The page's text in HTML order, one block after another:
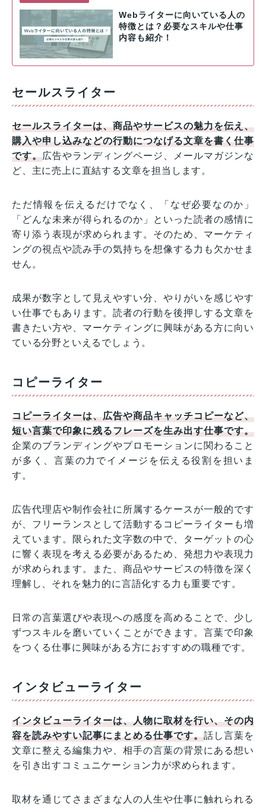
Webライターに向いている人の
特徴とは？必要なスキルや仕事
内容も紹介！
セールスライター
セールスライターは、商品やサービスの魅力を伝え、
購入や申し込みなどの行動につなげる文章を書く仕事
です。広告やランディングページ、メールマガジンな
ど、主に売上に直結する文章を担当します。
ただ情報を伝えるだけでなく、「なぜ必要なのか」
「どんな未来が得られるのか」といった読者の感情に
寄り添う表現が求められます。そのため、マーケティ
ングの視点や読み手の気持ちを想像する力も欠かせま
せん。
成果が数字として見えやすい分、やりがいを感じやす
い仕事でもあります。読者の行動を後押しする文章を
書きたい方や、マーケティングに興味がある方に向い
ている分野といえるでしょう。
コピーライター
コピーライターは、広告や商品キャッチコピーなど、
短い言葉で印象に残るフレーズを生み出す仕事です。
企業のブランディングやプロモーションに関わること
が多く、言葉の力でイメージを伝える役割を担いま
す。
広告代理店や制作会社に所属するケースが一般的です
が、フリーランスとして活動するコピーライターも増
えています。限られた文字数の中で、ターゲットの心
に響く表現を考える必要があるため、発想力や表現力
が求められます。また、商品やサービスの特徴を深く
理解し、それを魅力的に言語化する力も重要です。
日常の言葉選びや表現への感度を高めることで、少し
ずつスキルを磨いていくことができます。言葉で印象
をつくる仕事に興味がある方におすすめの職種です。
インタビューライター
インタビューライターは、人物に取材を行い、その内
容を読みやすい記事にまとめる仕事です。話し言葉を
文章に整える編集力や、相手の言葉の背景にある想い
を引き出すコミュニケーション力が求められます。
取材を通じてさまざまな人の人生や仕事に触れられる